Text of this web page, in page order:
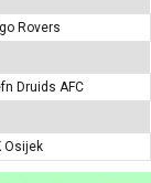
Rovers
Druids AFC
Osijek